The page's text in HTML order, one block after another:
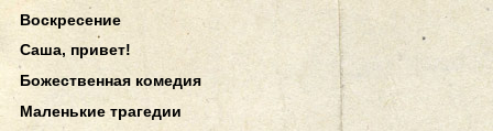
Воскресение
Саша, привет!
Божественная комедия
Маленькие трагедии